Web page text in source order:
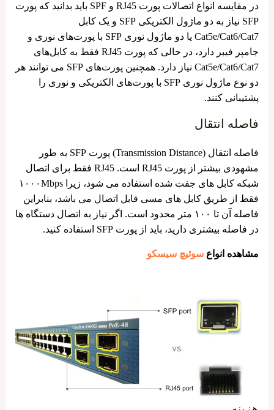
در مقایسه انواع اتصالات پورت RJ45 و SPF باید بدانید که پورت
SFP نیاز به دو ماژول الکتریکی SFP و یک کابل
Cat5e/Cat6/Cat7 یا دو ماژول نوری SFP با پورت‌های نوری و
جامپر فیبر دارد، در حالی که پورت RJ45 فقط به کابل‌های
Cat5e/Cat6/Cat7 نیاز دارد. همچنین پورت‌های SFP می ‌توانند هر
دو نوع ماژول نوری SFP با پورت‌های الکتریکی و نوری را
پشتیبانی کنند.
فاصله انتقال
فاصله انتقال (Transmission Distance) پورت SFP به طور
مشهودی بیشتر از پورت RJ45 است. RJ45 فقط برای اتصال
شبکه کابل ‌های جفت شده استفاده می ‌شود، زیرا ۱۰۰۰Mbps
فقط از طریق کابل‌ های مسی قابل اتصال می باشد، بنابراین
فاصله آن تا ۱۰۰ متر محدود است. اگر نیاز به اتصال دستگاه‌ ها
در فاصله بیشتری دارید، باید از پورت SFP استفاده کنید.
مشاهده انواع سوئیچ سیسکو